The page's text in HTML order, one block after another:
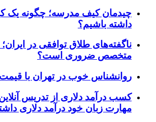
چیدمان کیف مدرسه؛ چگونه
داشته باشیم؟
ناگفته‌های طلاق توافقی در
متخصص ضروری است؟
روانشناس خوب در تهران با
کسب درآمد دلاری از تدریس
مهارت زبان خود درآمد دلاری